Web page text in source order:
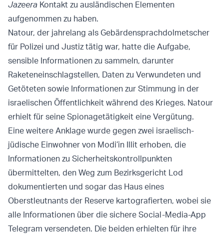
Jazeera Kontakt zu ausländischen Elementen
aufgenommen zu haben.
Natour, der jahrelang als Gebärdensprachdolmetscher
für Polizei und Justiz tätig war, hatte die Aufgabe,
sensible Informationen zu sammeln, darunter
Raketeneinschlagstellen, Daten zu Verwundeten und
Getöteten sowie Informationen zur Stimmung in der
israelischen Öffentlichkeit während des Krieges. Natour
erhielt für seine Spionagetätigkeit eine Vergütung.
Eine weitere Anklage wurde gegen zwei israelisch-
jüdische Einwohner von Modi’in Illit erhoben, die
Informationen zu Sicherheitskontrollpunkten
übermittelten, den Weg zum Bezirksgericht Lod
dokumentierten und sogar das Haus eines
Oberstleutnants der Reserve kartografierten, wobei sie
alle Informationen über die sichere Social-Media-App
Telegram versendeten. Die beiden erhielten für ihre